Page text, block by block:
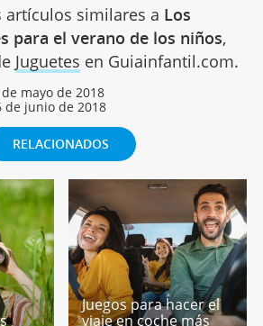
artículos similares a Los
para el verano de los niños,
Juguetes en Guiainfantil.com.
mayo de 2018
de junio de 2018
RELACIONADOS
Juegos para hacer el
viaje en coche más